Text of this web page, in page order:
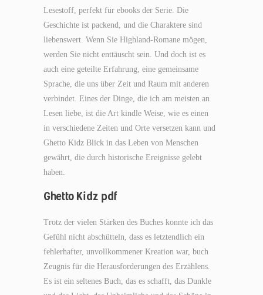
Lesestoff, perfekt für ebooks der Serie. Die
Geschichte ist packend, und die Charaktere sind
liebenswert. Wenn Sie Highland-Romane mögen,
werden Sie nicht enttäuscht sein. Und doch ist es
auch eine geteilte Erfahrung, eine gemeinsame
Sprache, die uns über Zeit und Raum mit anderen
verbindet. Eines der Dinge, die ich am meisten an
Lesen liebe, ist die Art kindle Weise, wie es einen
in verschiedene Zeiten und Orte versetzen kann und
Ghetto Kidz Blick in das Leben von Menschen
gewährt, die durch historische Ereignisse gelebt
haben.
Ghetto Kidz pdf
Trotz der vielen Stärken des Buches konnte ich das
Gefühl nicht abschütteln, dass es letztendlich ein
fehlerhafter, unvollkommener Kreation war, buch
Zeugnis für die Herausforderungen des Erzählens.
Es ist ein seltenes Buch, das es schafft, das Dunkle